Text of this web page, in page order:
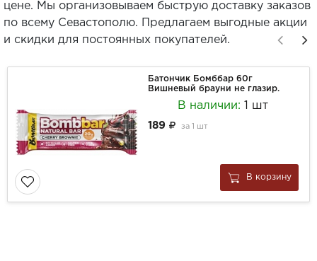
цене. Мы организовываем быструю доставку заказов
по всему Севастополю. Предлагаем выгодные акции
и скидки для постоянных покупателей.
Батончик Бомббар 60г
Вишневый брауни не глазир.
В наличии: 1 шт
189 за 1 шт
В корзину